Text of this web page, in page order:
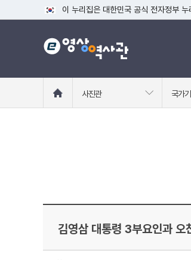
이 누리집은 대한민국 공식 전자정부 누
공식 누리집 주소 확인하기
go.kr 주소를 사용하는 누리집은 대한
로
사진관 국가
김영삼 대통령 3부요인과 오